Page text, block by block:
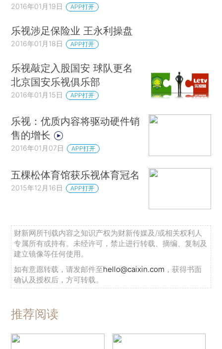
2016年01月19日 APP打开
乐视涉足保险业 王永利操盘
2016年01月18日 APP打开
乐视敲定入股国安 球队更名
北京国安乐视俱乐部
2016年01月15日 APP打开
乐视：优质内容将驱动硬件销
售的增长
2016年01月07日 APP打开
五棵松体育馆获乐视体育冠名
2015年12月16日 APP打开
财新网所刊载内容之知识产权为财新传媒及/或相关权利人
专属所有或持有。未经许可，禁止进行转载、摘编、复制及
建立镜像等任何使用。
如有意愿转载，请发邮件至hello@caixin.com ，获得书面
确认及授权后，方可转载。
推荐阅读